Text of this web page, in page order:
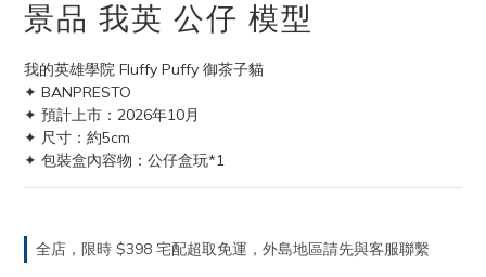
景品 我英 公仔 模型
我的英雄學院 Fluffy Puffy 御茶子貓
✦ BANPRESTO
✦ 預計上市：2026年10月
✦ 尺寸：約5cm
✦ 包裝盒內容物：公仔盒玩*1
全店，限時 $398 宅配超取免運，外島地區請先與客服聯繫